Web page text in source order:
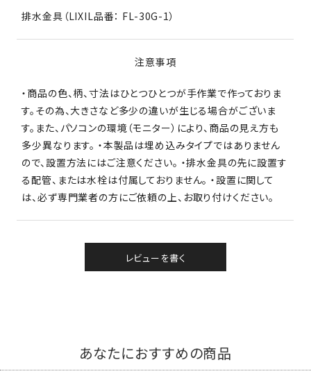
排水金具（LIXIL品番： FL-30G-1）
注意事項
・商品の色、柄、寸法はひとつひとつが手作業で作っておりま
す。その為、大きさなど多少の違いが生じる場合がございま
す。また、パソコンの環境（モニター）により、商品の見え方も
多少異なります。 ・本製品は埋め込みタイプではありません
ので、設置方法にはご注意ください。 ・排水金具の先に設置す
る配管、または水栓は付属しておりません。 ・設置に関して
は、必ず専門業者の方にご依頼の上、お取り付けください。
レビューを書く
あなたにおすすめの商品